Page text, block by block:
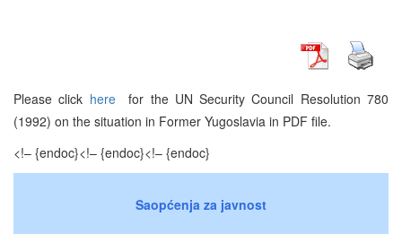
Please click herefor the UN Security Council Resolution 780
(1992) on the situation in Former Yugoslavia in PDF file.
<!– {endoc}<!– {endoc}<!– {endoc}
Saopćenja za javnost